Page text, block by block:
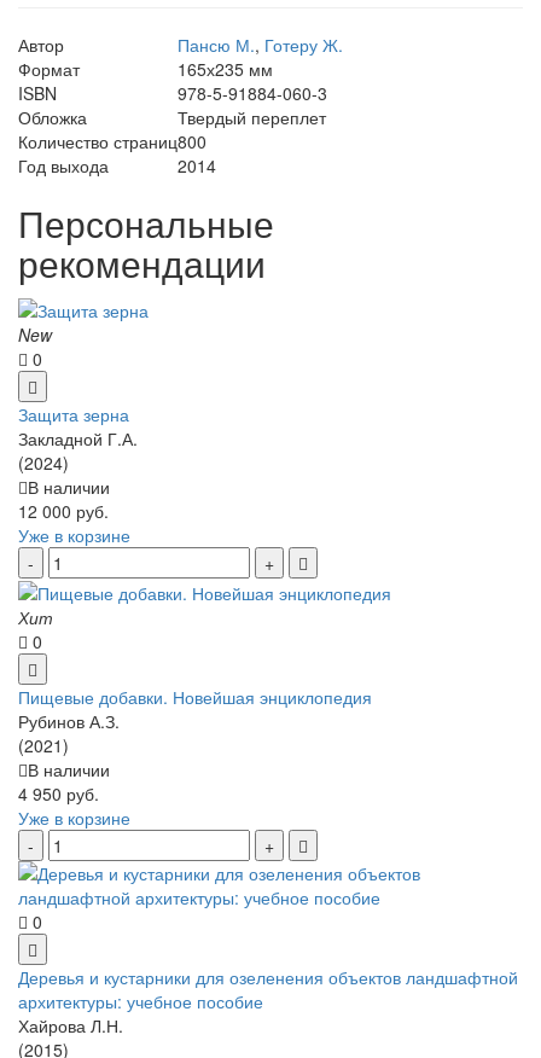
Автор Пансю М., Готеру Ж.
Формат
165х235 мм
ISBN
978-5-91884-060-3
Обложка
Твердый переплет
Количество страниц800
Год выхода
2014
Персональные
рекомендации
New
0
Защита зерна
Закладной Г.А.
(2024)
В наличии
12 000 руб.
Уже в корзине
Хит
0
Пищевые добавки. Новейшая энциклопедия
Рубинов А.З.
(2021)
В наличии
4 950 руб.
Уже в корзине
0
Деревья и кустарники для озеленения объектов ландшафтной
архитектуры: учебное пособие
Хайрова Л.Н.
(2015)